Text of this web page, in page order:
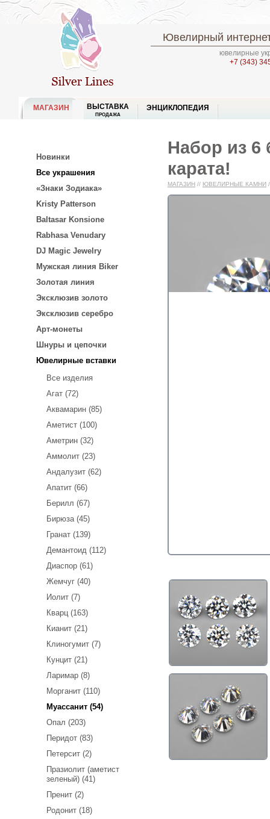
Ювелирный
ювелирные
+7 (343)
МАГАЗИН ВЫСТАВКА
ПРОДАЖА
ЭНЦИКЛОПЕДИЯ
Новинки
Все украшения
«Знаки Зодиака»
Kristy Patterson
Baltasar Konsione
Rabhasa Venudary
DJ Magic Jewelry
Мужская линия Biker
Золотая линия
Эксклюзив золото
Эксклюзив серебро
Арт-монеты
Шнуры и цепочки
Ювелирные вставки
Все изделия
Агат (72)
Аквамарин (85)
Аметист (100)
Аметрин (32)
Аммолит (23)
Андалузит (62)
Апатит (66)
Берилл (67)
Бирюза (45)
Гранат (139)
Демантоид (112)
Диаспор (61)
Жемчуг (40)
Иолит (7)
Кварц (163)
Кианит (21)
Клиногумит (7)
Кунцит (21)
Ларимар (8)
Морганит (110)
Муассанит (54)
Опал (203)
Перидот (83)
Петерсит (2)
Празиолит (аметист
зеленый) (41)
Пренит (2)
Родонит (18)
Набор из 6
карата!
МАГАЗИН // ЮВЕЛИРНЫЕ КАМНИ